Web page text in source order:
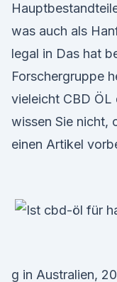
was auch als
legal in Das hat
Forschergruppe
vieleicht CBD ÖL
wissen Sie nicht,
einen Artikel
g in Australien,